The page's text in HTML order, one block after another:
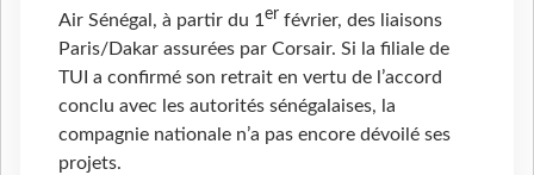
Air Sénégal, à partir du 1 er février, des liaisons
Paris/Dakar assurées par Corsair. Si la filiale de
TUI a confirmé son retrait en vertu de l’accord
conclu avec les autorités sénégalaises, la
compagnie nationale n’a pas encore dévoilé ses
projets.